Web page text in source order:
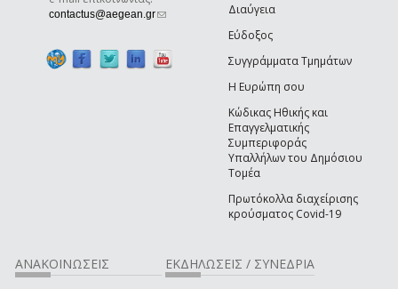
contactus@aegean.gr(link sends e-mail)Διαύγεια
Εύδοξος
Συγγράμματα Τμημάτων
Η Ευρώπη σου
Κώδικας Ηθικής και
Επαγγελματικής
Συμπεριφοράς
Υπαλλήλων του Δημόσιου
Τομέα
Πρωτόκολλα διαχείρισης
κρούσματος Covid-19
ΑΝΑΚΟΙΝΩΣΕΙΣ ΕΚΔΗΛΩΣΕΙΣ / ΣΥΝΕΔΡΙΑ